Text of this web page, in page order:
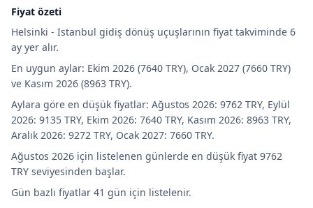
Fiyat özeti
Helsinki - Istanbul gidiş dönüş uçuşlarının fiyat takviminde 6
ay yer alır.
En uygun aylar: Ekim 2026 (7640 TRY), Ocak 2027 (7660 TRY)
ve Kasım 2026 (8963 TRY).
Aylara göre en düşük fiyatlar: Ağustos 2026: 9762 TRY, Eylül
2026: 9135 TRY, Ekim 2026: 7640 TRY, Kasım 2026: 8963 TRY,
Aralık 2026: 9272 TRY, Ocak 2027: 7660 TRY.
Ağustos 2026 için listelenen günlerde en düşük fiyat 9762
TRY seviyesinden başlar.
Gün bazlı fiyatlar 41 gün için listelenir.